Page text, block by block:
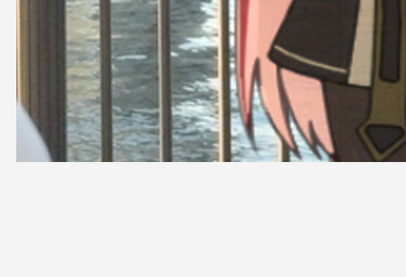
よくある質問
サポーターガイドライン